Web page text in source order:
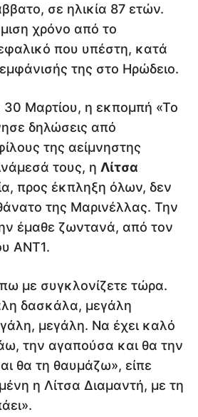
σε ηλικία 87 ετών.
χρόνο από το
που υπέστη, κατά
της στο Ηρώδειο.
Μαρτίου, η εκπομπή «Το
δηλώσεις από
της αείμνηστης
τους, η Λίτσα
προς έκπληξη όλων, δεν
της Μαρινέλλας. Την
έμαθε ζωντανά, από τον
ΑΝΤ1.
πω με συγκλονίζετε τώρα.
δασκάλα, μεγάλη
μεγάλη. Να έχει καλό
την αγαπούσα και θα την
θα τη θαυμάζω», είπε
η Λίτσα Διαμαντή, με τη